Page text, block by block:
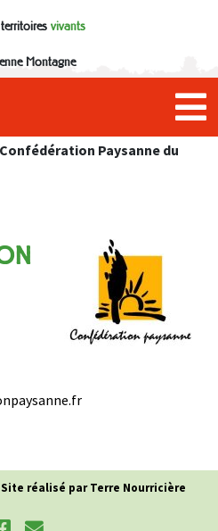
vivants
Montagne
Confédération Paysanne du
Site réalisé par Terre Nourricière